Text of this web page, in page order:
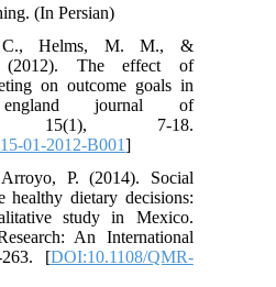
(In Persian)
C., Helms, M. M., &
(2012). The effect of
on outcome goals in
journal of
15(1), 7-18.
15-01-2012-B001
P. (2014). Social
healthy dietary decisions:
study in Mexico.
An International
263. [DOI:10.1108/QMR-